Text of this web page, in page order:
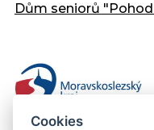
Dům seniorů
Cookies